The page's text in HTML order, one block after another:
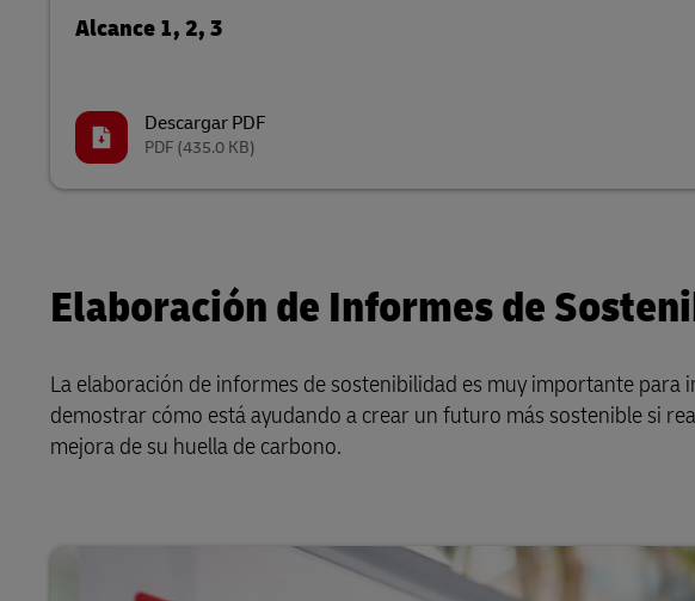
Alcance 1, 2, 3
Descargar PDF
PDF (435.0 KB)
Elaboración de Informes de
La elaboración de informes de sostenibilidad es muy importante
demostrar cómo está ayudando a crear un futuro más sostenible si
mejora de su huella de carbono.